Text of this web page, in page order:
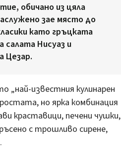
обичано из цяла
зае място до
като гръцката
салата Нисуаз и
Цезар.
„най-известния кулинарен
но ярка комбинация
краставици, печени чушки,
с трошливо сирене,